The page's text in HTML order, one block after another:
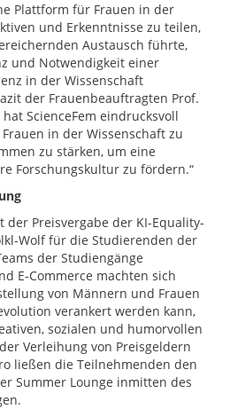
Plattform für Frauen in der
und Erkenntnisse zu teilen,
Austausch führte,
und Notwendigkeit einer
in der Wissenschaft
der Frauenbeauftragten Prof.
ScienceFem eindrucksvoll
in der Wissenschaft zu
zu stärken, um eine
Forschungskultur zu fördern.“
der Preisvergabe der KI-Equality-
Wolf für die Studierenden der
der Studiengänge
E-Commerce machten sich
von Männern und Frauen
verankert werden kann,
sozialen und humorvollen
Verleihung von Preisgeldern
ließen die Teilnehmenden den
Summer Lounge inmitten des